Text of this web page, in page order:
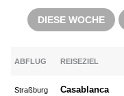
DIESE WOCHE
ABFLUG REISEZIEL
Straßburg Casablanca